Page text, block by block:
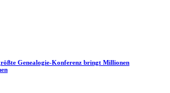
Genealogie-Konferenz bringt Millionen